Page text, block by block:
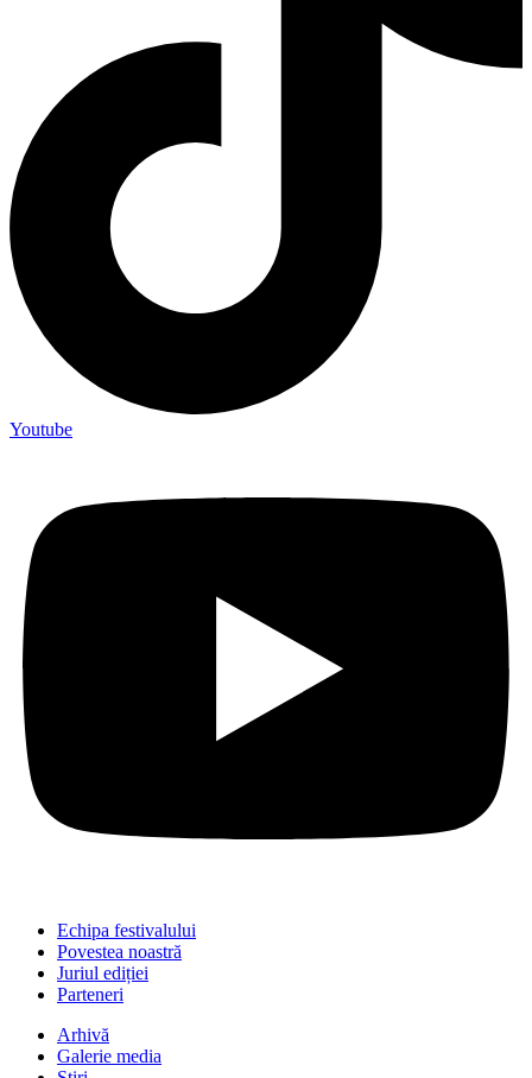
Youtube
Echipa festivalului
Povestea noastră
Juriul ediției
Parteneri
Arhivă
Galerie media